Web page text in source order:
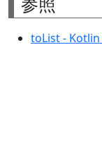
toList -